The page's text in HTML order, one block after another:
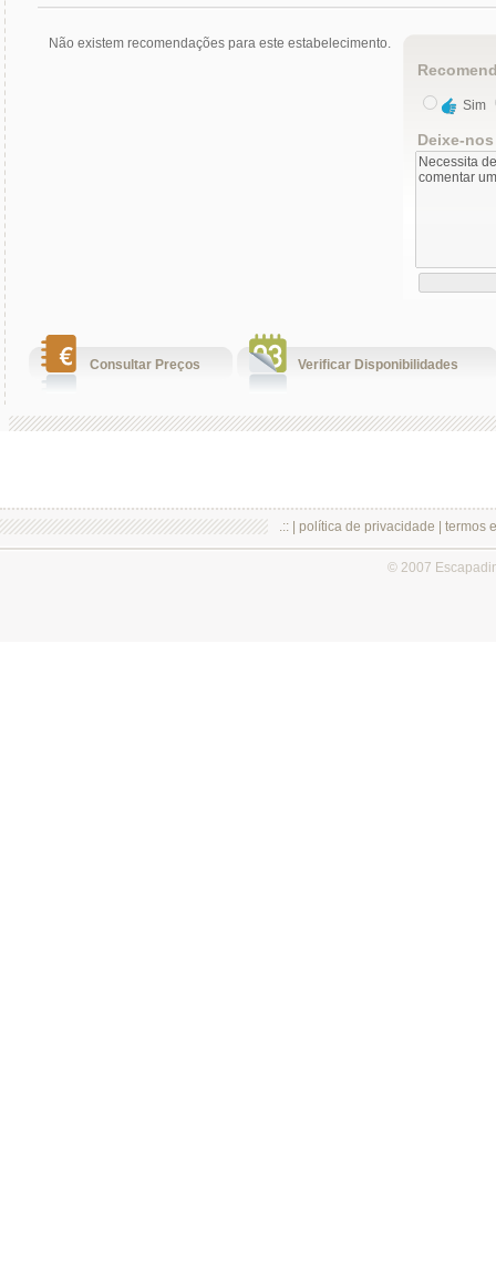
Não existem recomendações para este estabelecimento.
Sim
Deixe-
Consultar Preços Verificar Disponibilidades
.:: | política de privacidade termos
© 2007